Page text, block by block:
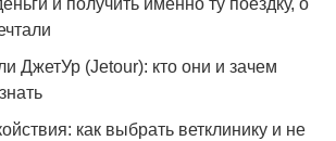
и получить именно ту поездку, о
ДжетУр (Jetour): кто они и зачем
как выбрать ветклинику и не